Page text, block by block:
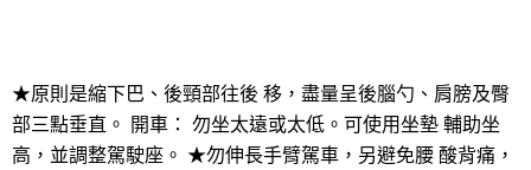
★原則是縮下巴、後頸部往後 移，盡量呈後腦勺、肩膀及臀
部三點垂直。 開車： 勿坐太遠或太低。可使用坐墊 輔助坐
高，並調整駕駛座。 ★勿伸長手臂駕車，另避免腰 酸背痛，